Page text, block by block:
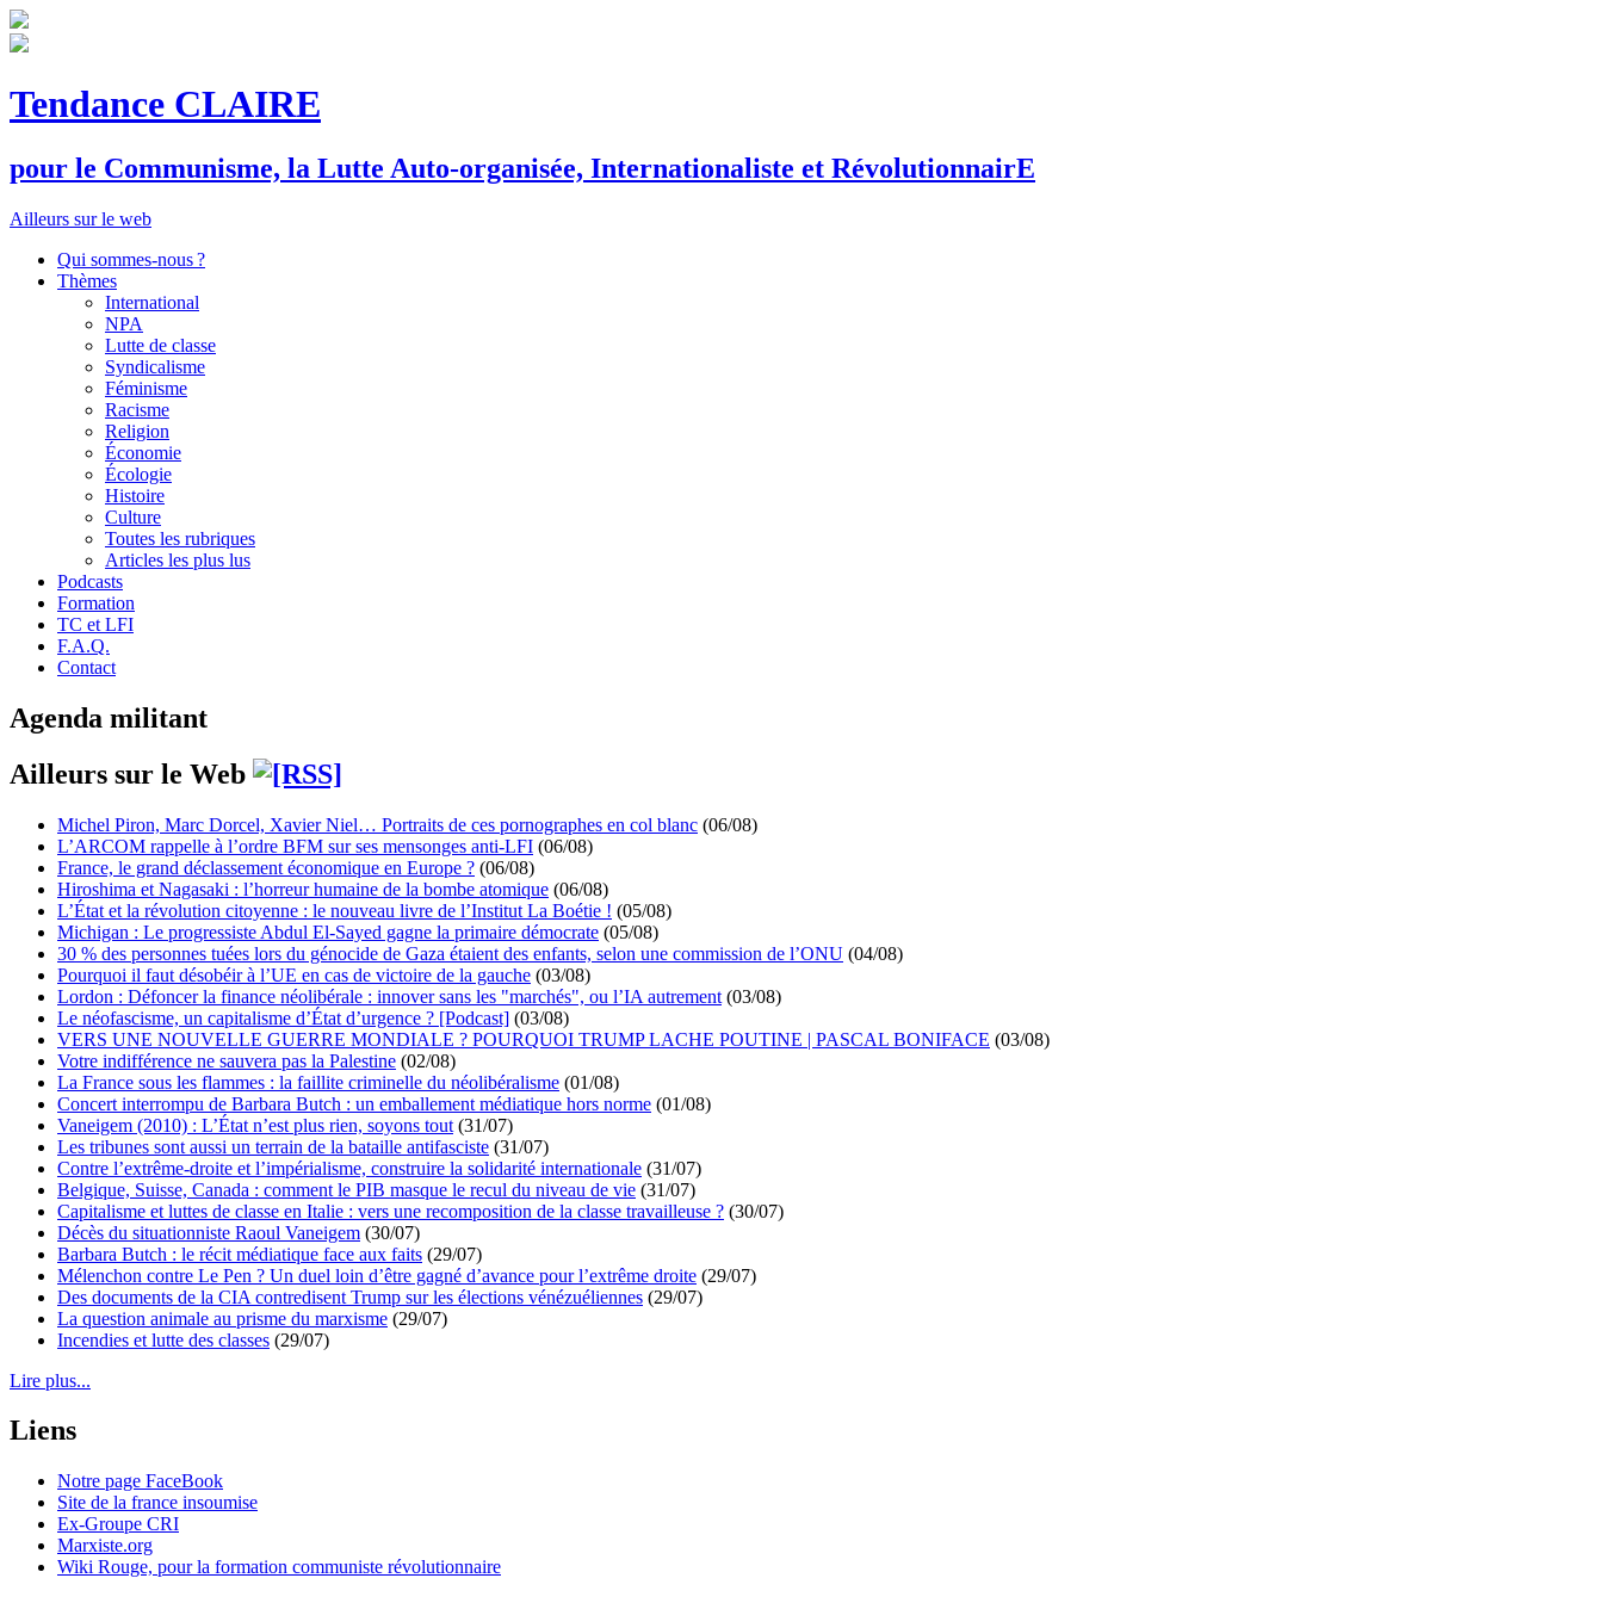
Tendance CLAIRE
pour le Communisme, la Lutte Auto-organisée, Internationaliste et RévolutionnairE
Ailleurs sur le web
Qui sommes-nous ?
Thèmes
International
NPA
Lutte de classe
Syndicalisme
Féminisme
Racisme
Religion
Économie
Écologie
Histoire
Culture
Toutes les rubriques
Articles les plus lus
Podcasts
Formation
TC et LFI
F.A.Q.
Contact
Agenda militant
Ailleurs sur le Web
Michel Piron, Marc Dorcel, Xavier Niel… Portraits de ces pornographes en col blanc (06/08)
L’ARCOM rappelle à l’ordre BFM sur ses mensonges anti-LFI (06/08)
France, le grand déclassement économique en Europe ? (06/08)
Hiroshima et Nagasaki : l’horreur humaine de la bombe atomique (06/08)
L’État et la révolution citoyenne : le nouveau livre de l’Institut La Boétie ! (05/08)
Michigan : Le progressiste Abdul El-Sayed gagne la primaire démocrate (05/08)
30 % des personnes tuées lors du génocide de Gaza étaient des enfants, selon une commission de l’ONU (04/08)
Pourquoi il faut désobéir à l’UE en cas de victoire de la gauche (03/08)
Lordon : Défoncer la finance néolibérale : innover sans les "marchés", ou l’IA autrement (03/08)
Le néofascisme, un capitalisme d’État d’urgence ? [Podcast] (03/08)
VERS UNE NOUVELLE GUERRE MONDIALE ? POURQUOI TRUMP LACHE POUTINE | PASCAL BONIFACE (03/08)
Votre indifférence ne sauvera pas la Palestine (02/08)
La France sous les flammes : la faillite criminelle du néolibéralisme (01/08)
Concert interrompu de Barbara Butch : un emballement médiatique hors norme (01/08)
Vaneigem (2010) : L’État n’est plus rien, soyons tout (31/07)
Les tribunes sont aussi un terrain de la bataille antifasciste (31/07)
Contre l’extrême-droite et l’impérialisme, construire la solidarité internationale (31/07)
Belgique, Suisse, Canada : comment le PIB masque le recul du niveau de vie (31/07)
Capitalisme et luttes de classe en Italie : vers une recomposition de la classe travailleuse ? (30/07)
Décès du situationniste Raoul Vaneigem (30/07)
Barbara Butch : le récit médiatique face aux faits (29/07)
Mélenchon contre Le Pen ? Un duel loin d’être gagné d’avance pour l’extrême droite (29/07)
Des documents de la CIA contredisent Trump sur les élections vénézuéliennes (29/07)
La question animale au prisme du marxisme (29/07)
Incendies et lutte des classes (29/07)
Lire plus...
Liens
Notre page FaceBook
Site de la france insoumise
Ex-Groupe CRI
Marxiste.org
Wiki Rouge, pour la formation communiste révolutionnaire